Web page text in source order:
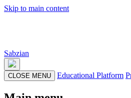
Skip to main content
Sabzian
CLOSE MENU Educational Platform